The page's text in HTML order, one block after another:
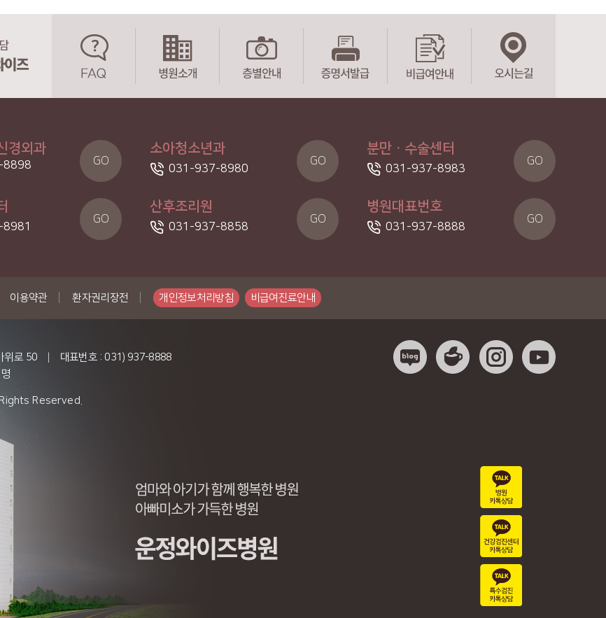
경외과
8898 GO
소아청소년과
031-937-8980
GO
분만ㆍ수술센터
031-937-8983
GO
GO
산후조리원
031-937-8858
GO
병원대표번호
031-937-8888
GO
이용약관 환자권리장전 개인정보처리방침 비급여진료안내
위로 50
대표번호 : 031) 937-8888
Reserved.